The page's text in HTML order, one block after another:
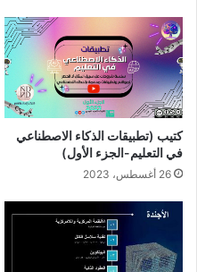
كتيب (تطبيقات الذكاء الاصطناعي
في التعليم-الجزء الأول)
26 أغسطس، 2023